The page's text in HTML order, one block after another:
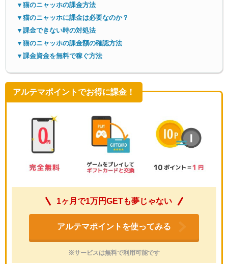
▼猫のニャッホの課金方法
▼猫のニャッホに課金は必要なのか？
▼課金できない時の対処法
▼猫のニャッホの課金額の確認方法
▼課金資金を無料で稼ぐ方法
アルテマポイントでお得に課金！
1ヶ月で1万円GETも夢じゃない
アルテマポイントを使ってみる
※サービスは無料で利用可能です